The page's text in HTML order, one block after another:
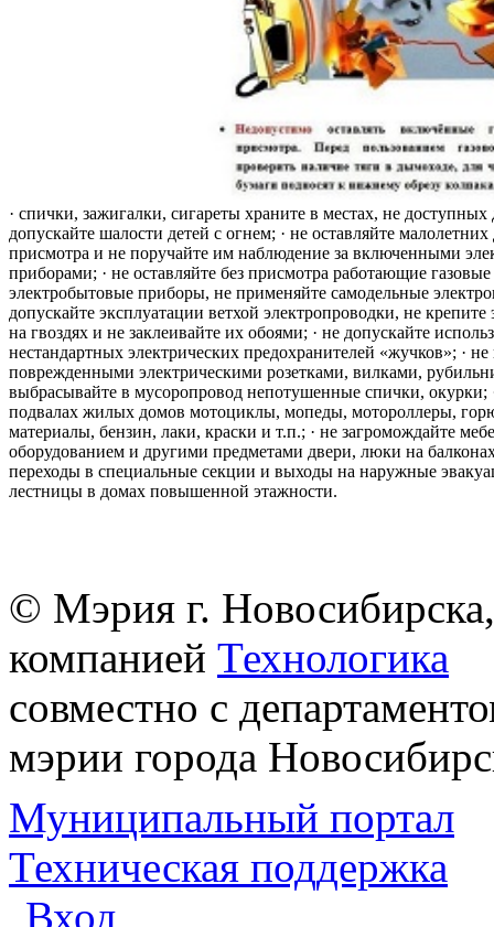
· спички, зажигалки, сигареты храните в местах, не доступных
допускайте шалости детей с огнем; · не оставляйте малолетних
присмотра и не поручайте им наблюдение за включенными
приборами; · не оставляйте без присмотра работающие
электробытовые приборы, не применяйте самодельные
допускайте эксплуатации ветхой электропроводки, не крепите
на гвоздях и не заклеивайте их обоями; · не допускайте
нестандартных электрических предохранителей «жучков»; · не
поврежденными электрическими розетками, вилками,
выбрасывайте в мусоропровод непотушенные спички, окурки;
подвалах жилых домов мотоциклы, мопеды, мотороллеры,
материалы, бензин, лаки, краски и т.п.; · не загромождайте
оборудованием и другими предметами двери, люки на
переходы в специальные секции и выходы на наружные
лестницы в домах повышенной этажности.
© Мэрия г.
компанией Технологика
совместно с
мэрии города
Муниципальный портал
Техническая поддержка
Вход